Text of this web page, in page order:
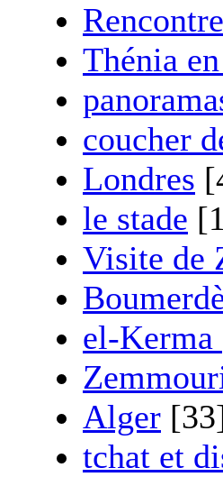
Thénia
coucher
Londres
le stade
Visite de
el-
Alger
tchat et